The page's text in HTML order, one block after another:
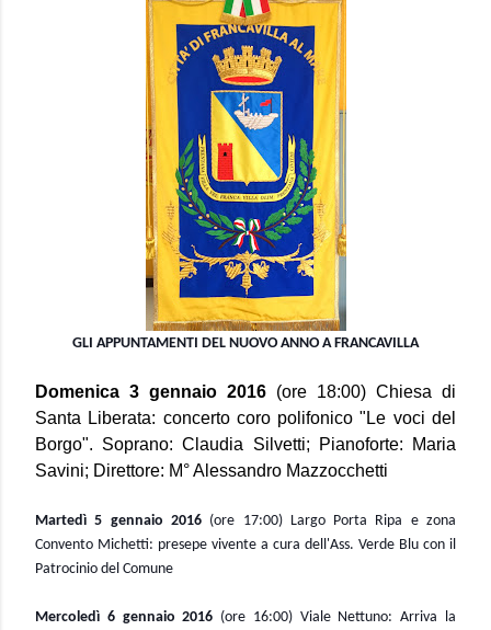
GLI APPUNTAMENTI DEL NUOVO ANNO A FRANCAVILLA
Domenica 3 gennaio 2016 (ore 18:00) Chiesa di
Santa Liberata: concerto coro polifonico "Le voci del
Borgo". Soprano: Claudia Silvetti; Pianoforte: Maria
Savini; Direttore: M° Alessandro Mazzocchetti
Martedì 5 gennaio 2016(ore 17:00) Largo Porta Ripa e zona
Convento Michetti: presepe vivente a cura dell'Ass. Verde Blu con il
Patrocinio del Comune
Mercoledì 6 gennaio 2016 (ore 16:00) Viale Nettuno: Arriva la